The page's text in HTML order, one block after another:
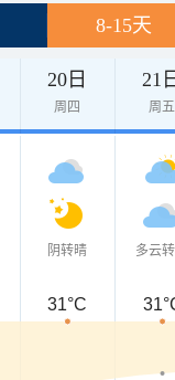
8-15天
20日
周四
21
周五
阴转晴 多云
31°C